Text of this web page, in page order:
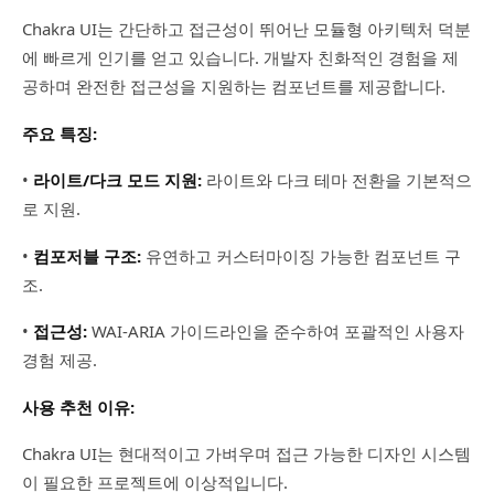
Chakra UI는 간단하고 접근성이 뛰어난 모듈형 아키텍처 덕분
에 빠르게 인기를 얻고 있습니다. 개발자 친화적인 경험을 제
공하며 완전한 접근성을 지원하는 컴포넌트를 제공합니다.
주요 특징:
• 라이트/다크 모드 지원: 라이트와 다크 테마 전환을 기본적으
로 지원.
• 컴포저블 구조: 유연하고 커스터마이징 가능한 컴포넌트 구
조.
• 접근성: WAI-ARIA 가이드라인을 준수하여 포괄적인 사용자
경험 제공.
사용 추천 이유:
Chakra UI는 현대적이고 가벼우며 접근 가능한 디자인 시스템
이 필요한 프로젝트에 이상적입니다.